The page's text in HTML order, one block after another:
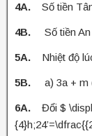
4A. Số tiền
4B. Số tiền An
5A. Nhiệt độ
5B. a) 3a +
6A. Đổi $